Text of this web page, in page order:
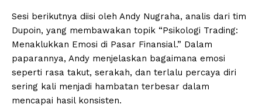
Sesi berikutnya diisi oleh Andy Nugraha, analis dari tim
Dupoin, yang membawakan topik “Psikologi Trading:
Menaklukkan Emosi di Pasar Finansial.” Dalam
paparannya, Andy menjelaskan bagaimana emosi
seperti rasa takut, serakah, dan terlalu percaya diri
sering kali menjadi hambatan terbesar dalam
mencapai hasil konsisten.